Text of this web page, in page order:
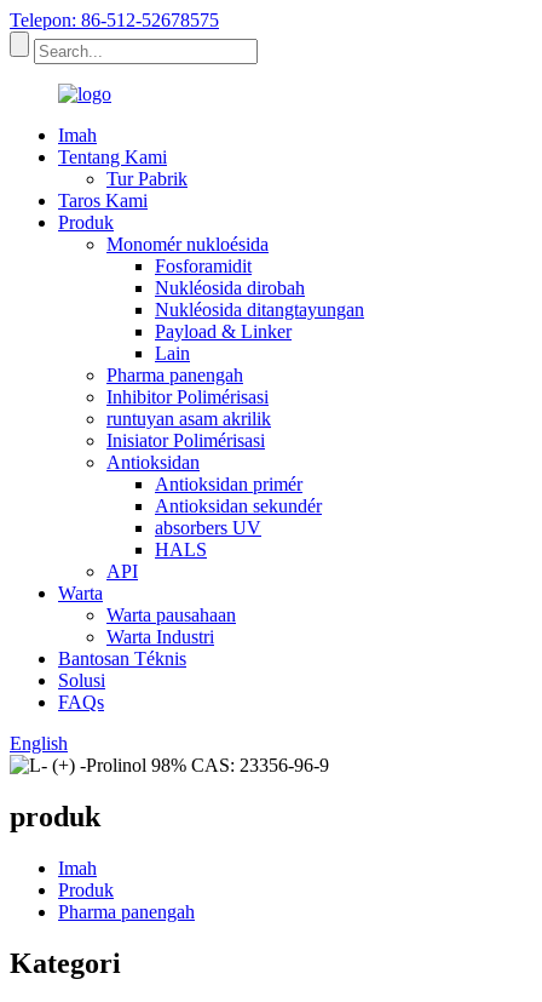
Telepon: 86-512-52678575
Imah
Tentang Kami
Tur Pabrik
Taros Kami
Produk
Monomér nukloésida
Fosforamidit
Nukléosida dirobah
Nukléosida ditangtayungan
Payload & Linker
Lain
Pharma panengah
Inhibitor Polimérisasi
runtuyan asam akrilik
Inisiator Polimérisasi
Antioksidan
Antioksidan primér
Antioksidan sekundér
absorbers UV
HALS
API
Warta
Warta pausahaan
Warta Industri
Bantosan Téknis
Solusi
FAQs
English
produk
Imah
Produk
Pharma panengah
Kategori